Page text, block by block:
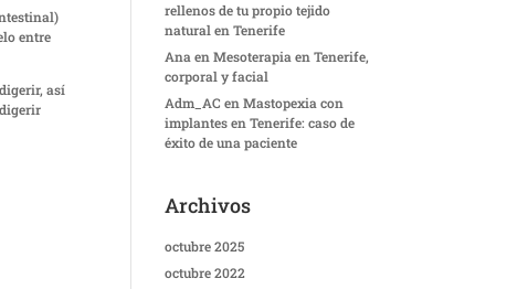
entre
así
rellenos de tu propio tejido
natural en Tenerife
Ana enMesoterapia en Tenerife,
corporal y facial
Adm_AC enMastopexia con
implantes en Tenerife: caso de
éxito de una paciente
Archivos
octubre 2025
octubre 2022